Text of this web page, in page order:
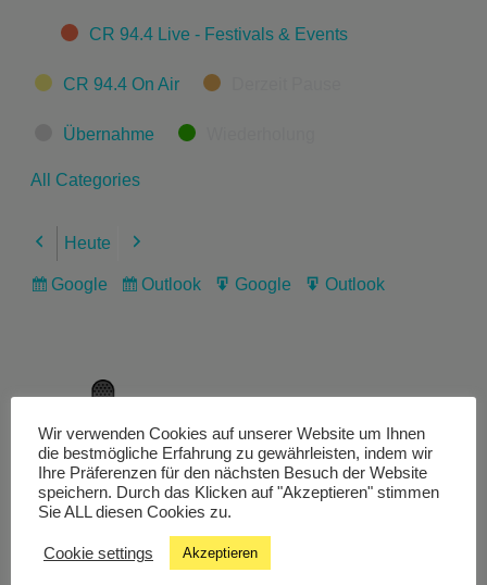
CategoriesCR 94.4 Live - Festivals & Events
CR 94.4 On Air
Übernahme
All Categories
Previous
Heute Next
Subscribe
Google
Subscribe
Outlook
Export
Google
Export
Outlook
Livestream
Studiochat
Wir verwenden Cookies auf unserer Website um Ihnen
die bestmögliche Erfahrung zu gewährleisten, indem wir
Ihre Präferenzen für den nächsten Besuch der Website
speichern. Durch das Klicken auf "Akzeptieren" stimmen
Sie ALL diesen Cookies zu.
Cookie settings Akzeptieren